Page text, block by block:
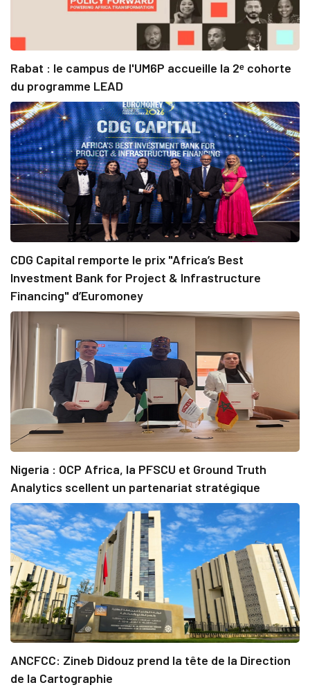
Rabat : le campus de l'UM6P accueille la 2ᵉ cohorte
du programme LEAD
CDG Capital remporte le prix "Africa’s Best
Investment Bank for Project & Infrastructure
Financing" d’Euromoney
Nigeria : OCP Africa, la PFSCU et Ground Truth
Analytics scellent un partenariat stratégique
ANCFCC: Zineb Didouz prend la tête de la Direction
de la Cartographie